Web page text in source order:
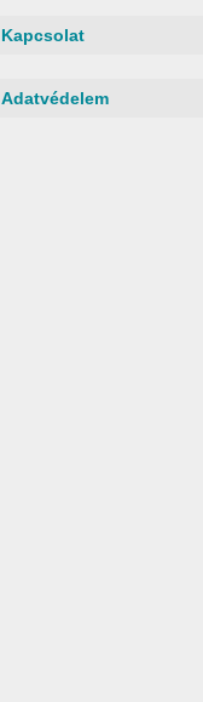
Kapcsolat
Adatvédelem